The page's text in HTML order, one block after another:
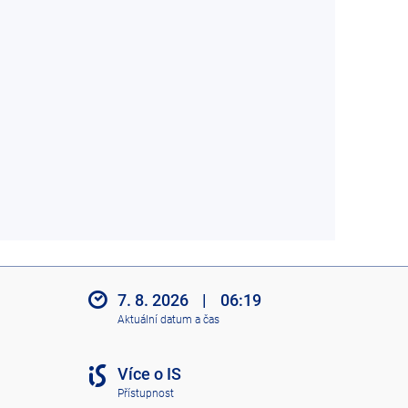
7. 8. 2026 | 06:19
Aktuální datum a čas
Více o IS
Přístupnost